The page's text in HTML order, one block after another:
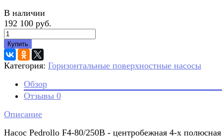
В наличии
192 100 руб.
Купить
Категория: Горизонтальные поверхностные насосы
Обзор
Отзывы 0
Описание
Насос Pedrollo F4-80/250B - центробежная 4-х полюсная